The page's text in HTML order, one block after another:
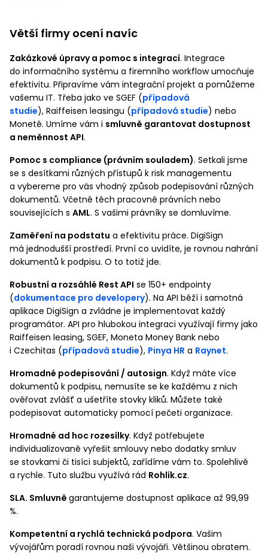
Větší firmy ocení navíc
Zakázkové úpravy a pomoc s integrací. Integrace
do informačního systému a firemního workflow umocňuje
efektivitu. Připravíme vám integrační projekt a pomůžeme
vašemu IT. Třeba jako ve SGEF (případová
studie), Raiffeisen leasingu (případová studie) nebo
Monetě. Umíme vám i smluvně garantovat dostupnost
a neměnnost API.
Pomoc s compliance (právním souladem). Setkali jsme
se s desítkami různých přístupů k risk managementu
a vybereme pro vás vhodný způsob podepisování různých
dokumentů. Včetně těch pracovně právních nebo
souvisejících s AML. S vašimi právníky se domluvíme.
Zaměření na podstatu a efektivitu práce. DigiSign
má jednodušší prostředí. První co uvidíte, je rovnou nahrání
dokumentů k podpisu. O to totiž jde.
Robustní a rozsáhlé Rest API se 150+ endpointy
(dokumentace pro developery). Na API běží i samotná
aplikace DigiSign a zvládne je implementovat každý
programátor. API pro hlubokou integraci využívají firmy jako
Raiffeisen leasing, SGEF, Moneta Money Bank nebo
i Czechitas (případová studie), Pinya HR a Raynet.
Hromadné podepisování / autosign. Když máte více
dokumentů k podpisu, nemusíte se ke každému z nich
ověřovat zvlášť a ušetříte stovky kliků. Můžete také
podepisovat automaticky pomocí pečeti organizace.
Hromadné ad hoc rozesílky. Když potřebujete
individualizovaně vyřešit smlouvy nebo dodatky smluv
se stovkami či tisíci subjektů, zařídíme vám to. Spolehlivě
a rychle. Tuto službu využívá rád Rohlík.cz.
SLA. Smluvně garantujeme dostupnost aplikace až 99,99
%.
Kompetentní a rychlá technická podpora. Vašim
vývojářům poradí rovnou naši vývojáři. Většinou obratem.